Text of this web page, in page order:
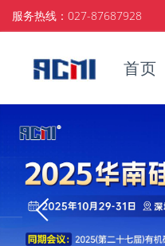
服务热线：027-87687928
首页